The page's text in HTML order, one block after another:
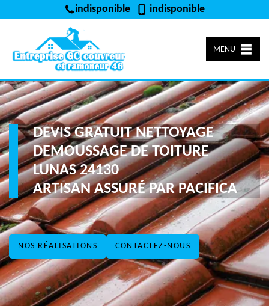
indisponible indisponible
MENU
NOS RÉALISATIONS CONTACTEZ-NOUS
DEVIS GRATUIT NETTOYAGE
DEMOUSSAGE DE TOITURE
LUNAS 24130
ARTISAN ASSURÉ PAR PACIFICA